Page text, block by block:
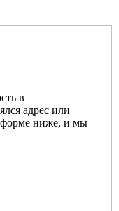
в
адрес или
форме ниже, и мы